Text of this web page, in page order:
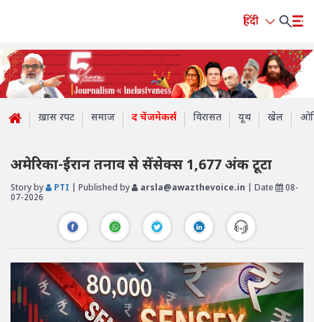
हिंदी
ख़ास रपट समाज द चेंजमेकर्स विरासत यूथ खेल
अमेरिका-ईरान तनाव से सेंसेक्स 1,677 अंक टूटा
Story by PTI | Published by arsla@awazthevoice.in | Date
08-
07-2026